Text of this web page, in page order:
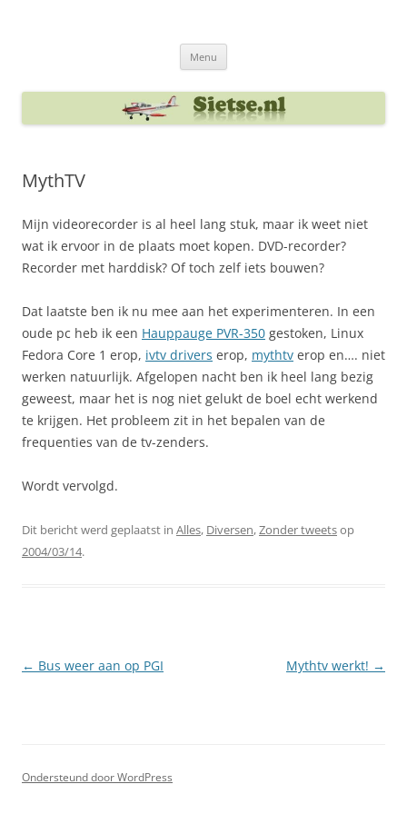
Menu
MythTV
Mijn videorecorder is al heel lang stuk, maar ik weet niet
wat ik ervoor in de plaats moet kopen. DVD-recorder?
Recorder met harddisk? Of toch zelf iets bouwen?
Dat laatste ben ik nu mee aan het experimenteren. In een
oude pc heb ik een Hauppauge PVR-350 gestoken, Linux
Fedora Core 1 erop, ivtv drivers erop, mythtv erop en…. niet
werken natuurlijk. Afgelopen nacht ben ik heel lang bezig
geweest, maar het is nog niet gelukt de boel echt werkend
te krijgen. Het probleem zit in het bepalen van de
frequenties van de tv-zenders.
Wordt vervolgd.
Dit bericht werd geplaatst in Alles, Diversen,Zonder tweetsop
2004/03/14.
Berichtnavigatie
← Bus weer aan op PGI Mythtv werkt! →
Ondersteund door WordPress